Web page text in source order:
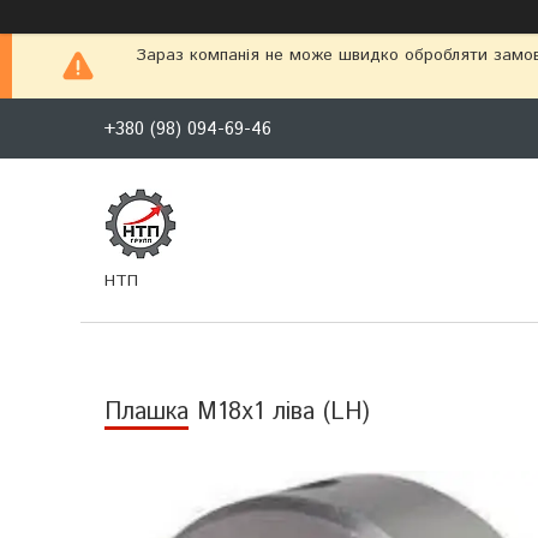
Зараз компанія не може швидко обробляти
+380 (98) 094-69-46
НТП
Плашка М18х1 ліва (LH)